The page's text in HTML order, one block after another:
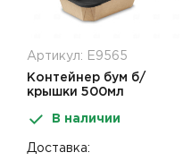
Артикул: Е9565
Контейнер бум б/
крышки 500мл
крафт+черный Octobox
В наличии
Доставка: